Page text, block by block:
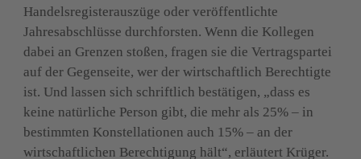
Handelsregisterauszüge oder veröffentlichte
Jahresabschlüsse durchforsten. Wenn die Kollegen
dabei an Grenzen stoßen, fragen sie die Vertragspartei
auf der Gegenseite, wer der wirtschaftlich Berechtigte
ist. Und lassen sich schriftlich bestätigen, „dass es
keine natürliche Person gibt, die mehr als 25% – in
bestimmten Konstellationen auch 15% – an der
wirtschaftlichen Berechtigung hält“, erläutert Krüger.